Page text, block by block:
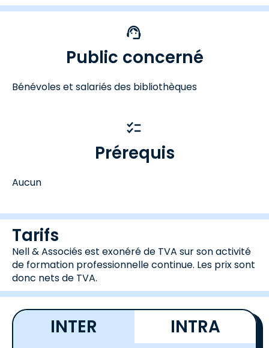
Public concerné
Bénévoles et salariés des bibliothèques
Prérequis
Aucun
Tarifs
Nell & Associés est exonéré de TVA sur son activité
de formation professionnelle continue. Les prix sont
donc nets de TVA.
INTER INTRA